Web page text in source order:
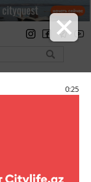
0:25
Citylife Magazine